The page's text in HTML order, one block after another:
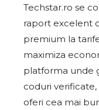
Techstar.ro se
raport excelent
premium la
maximiza
platforma unde
coduri
oferi cea mai